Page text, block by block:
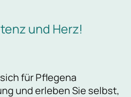
und Herz!
für Pflegena
und erleben Sie selbst,